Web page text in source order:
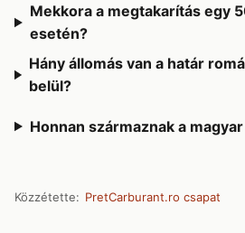
Mekkora a megtakarítás egy
esetén?
Hány állomás van a határ
belül?
Honnan származnak a
Közzétette: PretCarburant.ro csapat